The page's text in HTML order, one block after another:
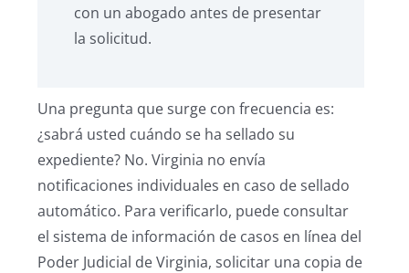
con un abogado antes de presentar
la solicitud.
Una pregunta que surge con frecuencia es:
¿sabrá usted cuándo se ha sellado su
expediente? No. Virginia no envía
notificaciones individuales en caso de sellado
automático. Para verificarlo, puede consultar
el sistema de información de casos en línea del
Poder Judicial de Virginia, solicitar una copia de